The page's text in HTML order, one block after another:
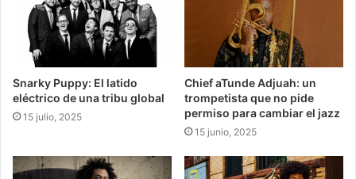
Snarky Puppy: El latido
eléctrico de una tribu global
15 julio, 2025
Chief aTunde Adjuah: un
trompetista que no pide
permiso para cambiar el jazz
15 junio, 2025